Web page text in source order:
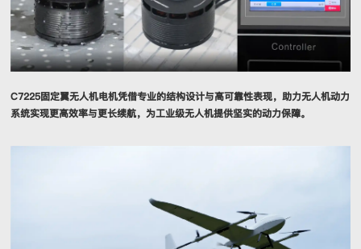
C7225固定翼无人机电机凭借专业的结构设计与高可靠性表现，助力无人机动力
系统实现更高效率与更长续航，为工业级无人机提供坚实的动力保障。